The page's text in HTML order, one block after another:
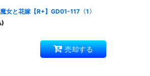
女と花嫁【R+】GD01-117〈1〉
)
売却する